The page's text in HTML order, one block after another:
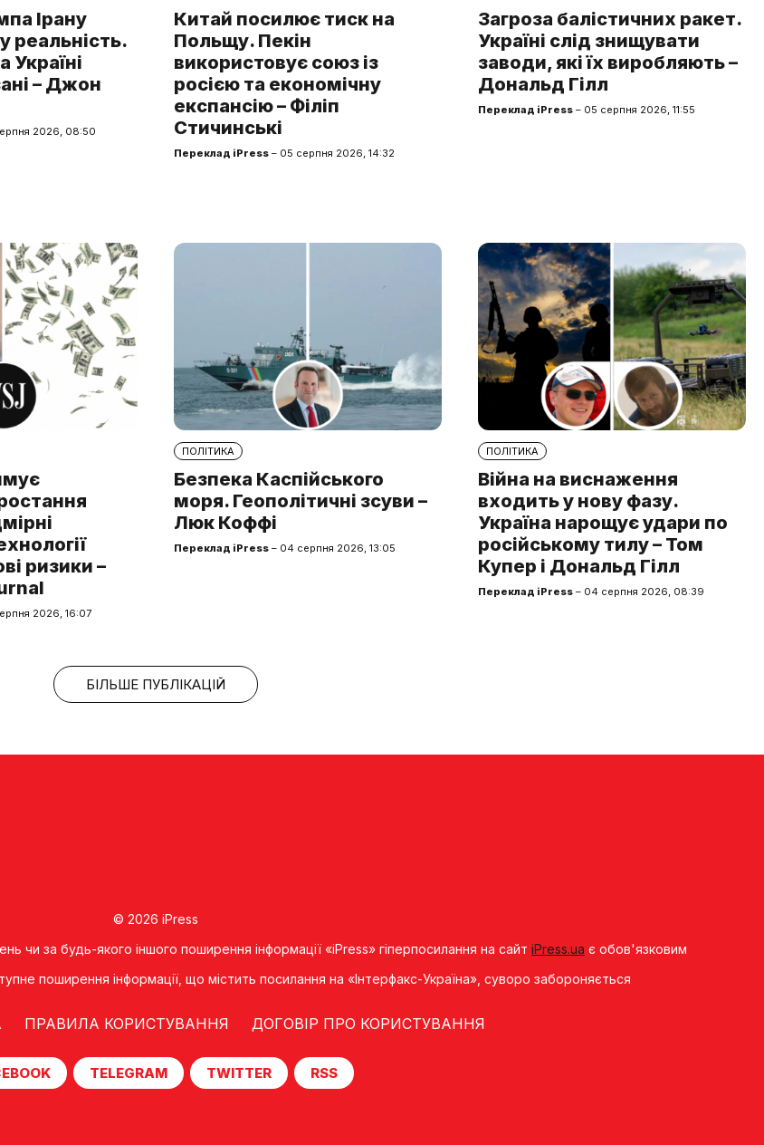
Ірану
реальність.
Україні
– Джон
2026, 08:50
Китай посилює тиск на
Польщу. Пекін
використовує союз із
росією та економічну
експансію – Філіп
Стичинські
Переклад iPress – 05 серпня 2026, 14:32
Загроза балістичних ракет.
Україні слід знищувати
заводи, які їх виробляють –
Дональд Гілл
Переклад iPress – 05 серпня 2026, 11:55
ризики –
2026, 16:07
ПОЛІТИКА
Безпека Каспійського
моря. Геополітичні зсуви –
Люк Коффі
Переклад iPress – 04 серпня 2026, 13:05
ПОЛІТИКА
Війна на виснаження
входить у нову фазу.
Україна нарощує удари по
російському тилу – Том
Купер і Дональд Гілл
Переклад iPress – 04 серпня 2026, 08:39
БІЛЬШЕ ПУБЛІКАЦІЙ
© 2026 iPress
чи за будь-якого іншого поширення інформації «iPress» гіперпосилання на сайт iPress.ua є обов'язковим
поширення iнформацiї, що мiстить посилання на «Iнтерфакс-Україна», суворо забороняється
ПРАВИЛА КОРИСТУВАННЯ ДОГОВІР ПРО КОРИСТУВАННЯ
TELEGRAM TWITTER RSS